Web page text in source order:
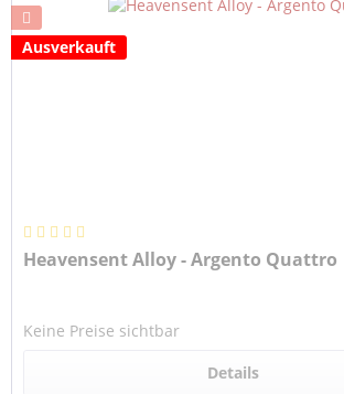
Ausverkauft
Heavensent Alloy - Argento Quattro
Keine Preise sichtbar
Details